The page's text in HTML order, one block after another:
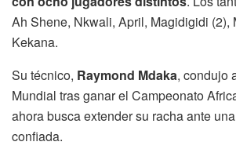
Ah Shene, Nkwali, April, Magidigidi (2),
Kekana.
Su técnico, Raymond Mdaka, condujo
Mundial tras ganar el Campeonato
ahora busca extender su racha ante
confiada.